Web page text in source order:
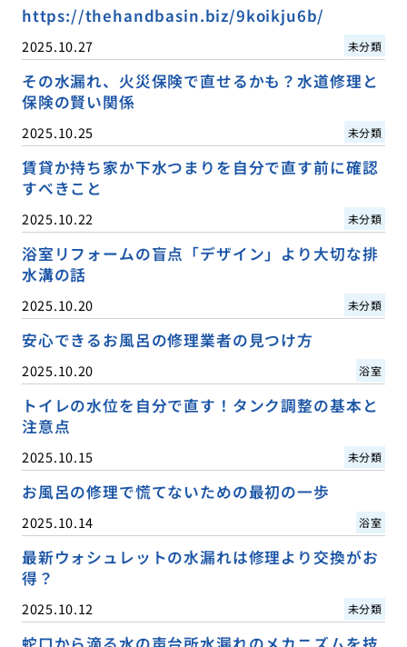
https://thehandbasin.biz/9koikju6b/
2025.10.27 未分類
その水漏れ、火災保険で直せるかも？水道修理と
保険の賢い関係
2025.10.25 未分類
賃貸か持ち家か下水つまりを自分で直す前に確認
すべきこと
2025.10.22 未分類
浴室リフォームの盲点「デザイン」より大切な排
水溝の話
2025.10.20 未分類
安心できるお風呂の修理業者の見つけ方
2025.10.20 浴室
トイレの水位を自分で直す！タンク調整の基本と
注意点
2025.10.15 未分類
お風呂の修理で慌てないための最初の一歩
2025.10.14 浴室
最新ウォシュレットの水漏れは修理より交換がお
得？
2025.10.12 未分類